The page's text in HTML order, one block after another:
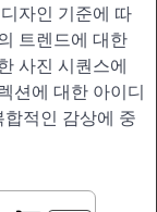
자인 기준에 따
트렌드에 대한
사진 시퀀스에
션에 대한 아이디
적인 감상에 중